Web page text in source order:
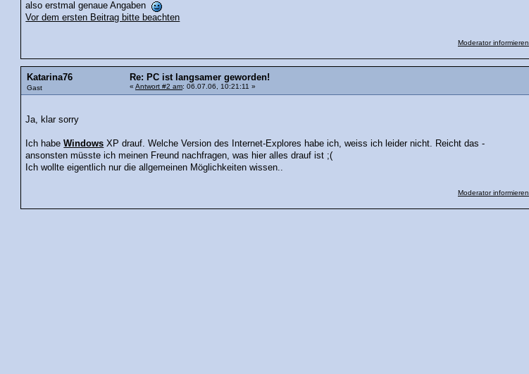
also erstmal genaue Angaben
Vor dem ersten Beitrag bitte beachten
Moderator informieren
Katarina76
Gast
Re: PC ist langsamer geworden!
« Antwort #2 am: 06.07.06, 10:21:11 »
Ja, klar sorry
Ich habeWindows XP drauf. Welche Version des Internet-Explores habe ich, weiss ich leider nicht. Reicht das -
ansonsten müsste ich meinen Freund nachfragen, was hier alles drauf ist ;(
Ich wollte eigentlich nur die allgemeinen Möglichkeiten wissen..
Moderator informieren